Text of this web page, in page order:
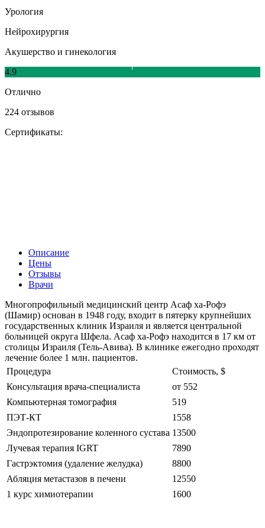
Урология
Нейрохирургия
Акушерство и гинекология
4.9
Отлично
224 отзывов
Сертификаты:
Описание
Цены
Отзывы
Врачи
Многопрофильный медицинский центр Асаф ха-Рофэ
(Шамир) основан в 1948 году, входит в пятерку крупнейших
государственных клиник Израиля и является центральной
больницей округа Шфела. Асаф ха-Рофэ находится в 17 км от
столицы Израиля (Тель-Авива). В клинике ежегодно проходят
лечение более 1 млн. пациентов.
Процедура
Стоимость, $
Консультация врача-специалиста
от 552
Компьютерная томография
519
ПЭТ-КТ
1558
Эндопротезирование коленного сустава 13500
Лучевая терапия IGRT
7890
Гастрэктомия (удаление желудка)
8800
Абляция метастазов в печени
12550
1 курс химиотерапии
1600